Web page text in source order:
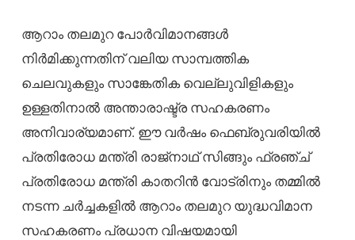
ആറാം തലമുറ പോർവിമാനങ്ങൾ
നിർമിക്കുന്നതിന് വലിയ സാമ്പത്തിക
ചെലവുകളും സാങ്കേതിക വെല്ലുവിളികളും
ഉള്ളതിനാൽ അന്താരാഷ്ട്ര സഹകരണം
അനിവാര്യമാണ്. ഈ വർഷം ഫെബ്രുവരിയിൽ
പ്രതിരോധ മന്ത്രി രാജ്‌നാഥ് സിങ്ങും ഫ്രഞ്ച്
പ്രതിരോധ മന്ത്രി കാതറിൻ വോട്രിനും തമ്മിൽ
നടന്ന ചർച്ചകളിൽ ആറാം തലമുറ യുദ്ധവിമാന
സഹകരണം പ്രധാന വിഷയമായി